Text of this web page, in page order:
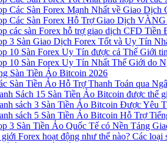
Các Sàn Forex Mạnh Nhất về Giao
Các Sàn Forex Hỗ Trợ Giao Dịch
các sàn Forex hỗ trợ giao dịch CFD
3 Sàn Giao Dịch Forex Tốt và Uy Tín
10 Sàn Forex Uy Tín được cả Thế Giới
10 Sàn Forex Uy Tín Nhất Thế Giới do
Sàn Tiền Ảo Bitcoin 2026
Sàn Tiền Ảo Hỗ Trợ Thanh Toán qua
Sách 15 Sàn Tiền Ảo Bitcoin được thế
sách 3 Sàn Tiền Ảo Bitcoin Được Yêu
sách 5 Sàn Tiền Ảo Bitcoin Hỗ Trợ
3 Sàn Tiền Ảo Quốc Tế có Nền Tảng
giới Forex hoạt động như thế nào? Các loại